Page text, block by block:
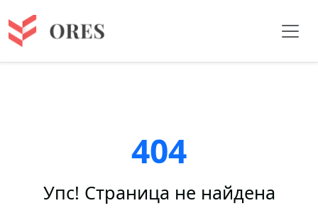
404
Упс! Страница не найдена